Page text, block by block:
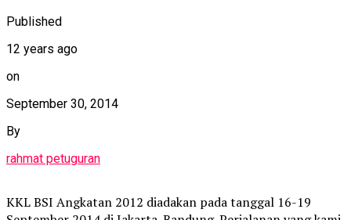
Published
12 years ago
on
September 30, 2014
By
rahmat petuguran
KKL BSI Angkatan 2012 diadakan pada tanggal 16-19